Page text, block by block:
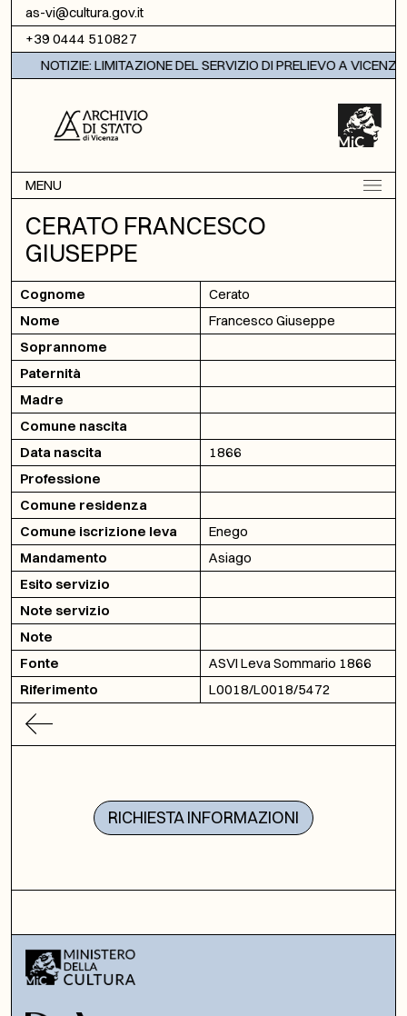
Vai al contenuto
as-vi@cultura.gov.it
+39 0444 510827
NOTIZIE: LIMITAZIONE DEL SERVIZIO DI PRELIEVO A VICENZA
MENU
CERATO FRANCESCO
GIUSEPPE
Cognome
Cerato
Nome
Francesco Giuseppe
Soprannome
Paternità
Madre
Comune nascita
Data nascita
1866
Professione
Comune residenza
Comune iscrizione leva
Enego
Mandamento
Asiago
Esito servizio
Note servizio
Note
Fonte
ASVI Leva Sommario 1866
Riferimento
L0018/L0018/5472
RICHIESTA INFORMAZIONI